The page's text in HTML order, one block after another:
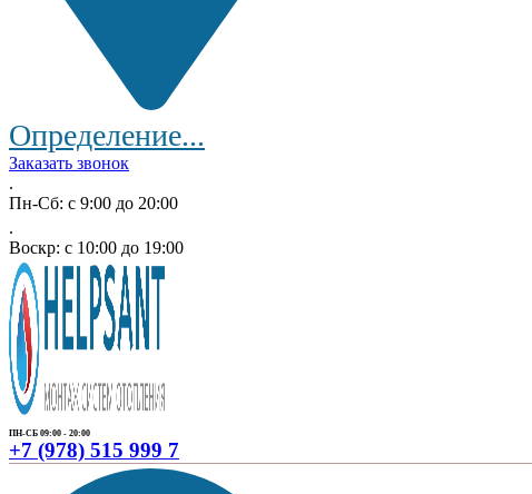
Определение...
Заказать звонок
.
Пн-Сб: с 9:00 до 20:00
.
Воскр: с 10:00 до 19:00
ПН-СБ 09:00 - 20:00
+7 (978) 515 999 7